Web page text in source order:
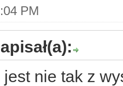
PM
nie tak z